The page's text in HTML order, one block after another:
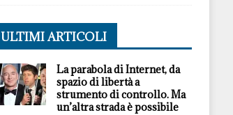
ULTIMI ARTICOLI
La parabola di Internet, da
spazio di libertà a
strumento di controllo. Ma
un’altra strada è possibile